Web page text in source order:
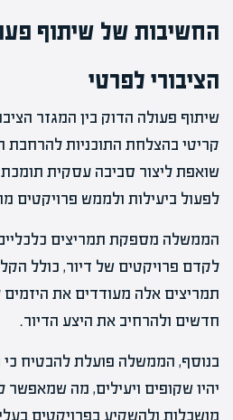
החשיבות של שיתוף
הציבורי לפרטי
שיתוף פעולה הדוק בין המגזר
קריטי בהצלחת התוכניות להרחבת
שואפת ליצור סביבה עסקית
לפעול ביעילות ולממש פרויקטים
הממשלה מספקת תמריצים
לקדם פרויקטים של דיור, כולל
תמריצים אלה מעודדים את
חדשים ולהרחיב את היצע הדיור.
בנוסף, הממשלה פועלת להבטיח כי
יהיו שקופים ויעילים, מה